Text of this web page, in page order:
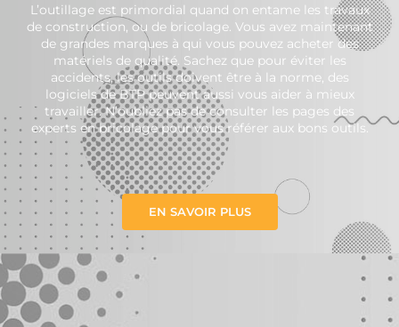
L’outillage est primordial quand on entame les travaux
de construction, ou de bricolage. Vous avez maintenant
de grandes marques à qui vous pouvez acheter des
matériels de qualité. Sachez que pour éviter les
accidents, les outils doivent être à la norme, des
logiciels de BTP peuvent aussi vous aider à mieux
travailler. N’oubliez pas de consulter les pages des
experts en bricolage pour vous référer aux bons outils.
EN SAVOIR PLUS